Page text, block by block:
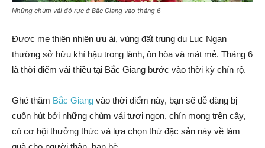
Những chùm vải đỏ rực ở Bắc Giang vào tháng 6
Được mẹ thiên nhiên ưu ái, vùng đất trung du Lục Ngạn
thường sở hữu khí hậu trong lành, ôn hòa và mát mẻ. Tháng 6
là thời điểm vải thiều tại Bắc Giang bước vào thời kỳ chín rộ.
Ghé thăm Bắc Giang vào thời điểm này, bạn sẽ dễ dàng bị
cuốn hút bởi những chùm vải tươi ngon, chín mọng trên cây,
có cơ hội thưởng thức và lựa chọn thứ đặc sản này về làm